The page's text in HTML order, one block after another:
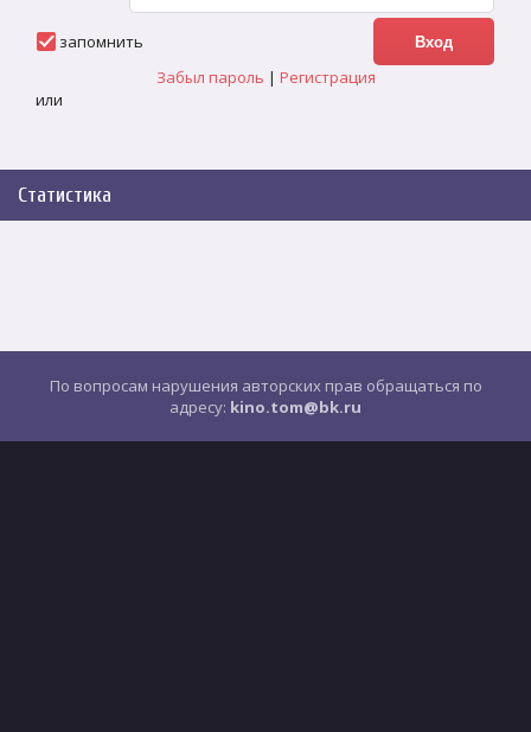
запомнить
Забыл пароль | Регистрация
или
Статистика
По вопросам нарушения авторских прав обращаться по
адресу: kino.tom@bk.ru